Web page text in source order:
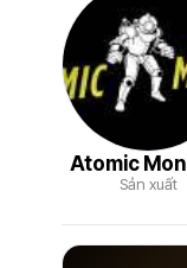
Atomic
Sản xuất